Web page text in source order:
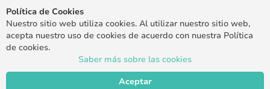
Política de Cookies
Nuestro sitio web utiliza cookies. Al utilizar nuestro sitio web,
acepta nuestro uso de cookies de acuerdo con nuestra Política
de cookies.
Saber más sobre las cookies
Aceptar